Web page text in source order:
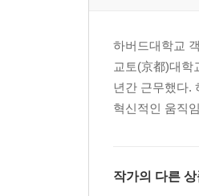
메가트렌드 ③ 데이
2. 11개 회사가 만
업종의 벽이 무너지
코로나 국면에서 홀
하버드대학교
교토(京都)대학
년간 근무했다.
혁신적인 움직
작가의 다른